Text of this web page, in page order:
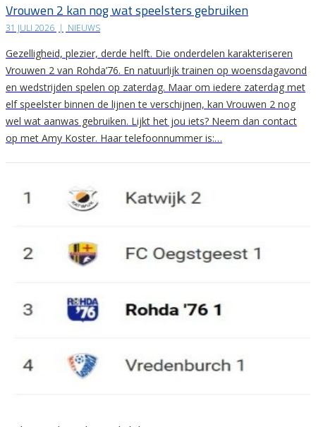
Vrouwen 2 kan nog wat speelsters gebruiken
31 JULI 2026 | NIEUWS
Gezelligheid, plezier, derde helft. Die onderdelen karakteriseren
Vrouwen 2 van Rohda’76. En natuurlijk trainen op woensdagavond
en wedstrijden spelen op zaterdag. Maar om iedere zaterdag met
elf speelster binnen de lijnen te verschijnen, kan Vrouwen 2 nog
wel wat aanwas gebruiken. Lijkt het jou iets? Neem dan contact
op met Amy Koster. Haar telefoonnummer is:…